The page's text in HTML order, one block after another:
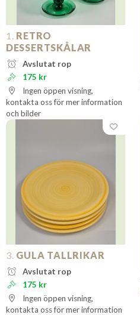
1. RETRO
DESSERTSKÅLAR
Avslutat rop
175 kr
Ingen öppen visning,
kontakta oss för mer information
och bilder
3. GULA TALLRIKAR
Avslutat rop
175 kr
Ingen öppen visning,
kontakta oss för mer information